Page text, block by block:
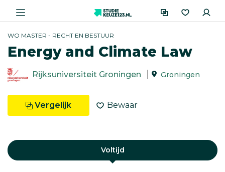
WO MASTER - RECHT EN BESTUUR
Energy and Climate Law
Rijksuniversiteit Groningen Groningen
Vergelijk Bewaar
Voltijd